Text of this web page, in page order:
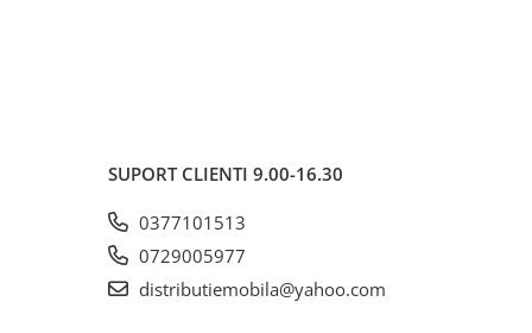
SUPORT CLIENTI 9.00-16.30
0377101513
0729005977
distributiemobila@yahoo.com